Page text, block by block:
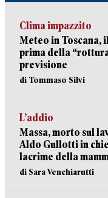
Clima impazzito
Meteo in Toscana,
prima della
previsione
di Tommaso Silvi
L’addio
Massa, morto sul
Aldo Gullotti in
lacrime della
di Sara Venchiarutti